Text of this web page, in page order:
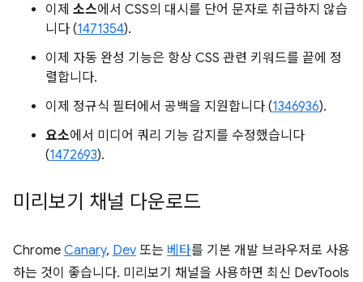
이제 소스에서 CSS의 대시를 단어 문자로 취급하지 않습
니다 (1471354).
이제 자동 완성 기능은 항상 CSS 관련 키워드를 끝에 정
렬합니다.
이제 정규식 필터에서 공백을 지원합니다 (1346936).
요소에서 미디어 쿼리 기능 감지를 수정했습니다
(1472693).
미리보기 채널 다운로드
Chrome Canary, Dev 또는 베타를 기본 개발 브라우저로 사용
하는 것이 좋습니다. 미리보기 채널을 사용하면 최신 DevTools